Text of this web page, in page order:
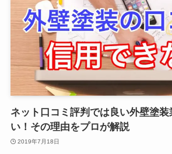
ネット口コミ評判では良い外壁塗
い！その理由をプロが解説
2019年7月18日